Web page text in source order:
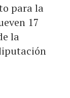
para la
17
la